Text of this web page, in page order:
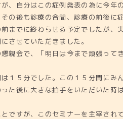
、自分はこの症例発表の為に今年
の後も診療の合間、診療の前後に
までに終わらせる予定でしたが、
させていただきました。
親会で、「明日は今まで頑張って
１５分でした。この１５分間にみ
た後に大きな拍手をいただいた時
ですが、このセミナーを主宰され